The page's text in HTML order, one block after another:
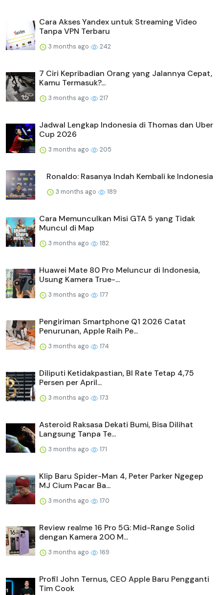
Cara Akses Yandex untuk Streaming Video
Tanpa VPN Terbaru
3 months ago 242
7 Ciri Kepribadian Orang yang Jalannya Cepat,
Kamu Termasuk?...
3 months ago 217
Jadwal Lengkap Indonesia di Thomas dan Uber
Cup 2026
3 months ago 205
Ronaldo: Rasanya Indah Kembali ke Indonesia
3 months ago 189
Cara Memunculkan Misi GTA 5 yang Tidak
Muncul di Map
3 months ago 182
Huawei Mate 80 Pro Meluncur di Indonesia,
Usung Kamera True-...
3 months ago 177
Pengiriman Smartphone Q1 2026 Catat
Penurunan, Apple Raih Pe...
3 months ago 174
Diliputi Ketidakpastian, BI Rate Tetap 4,75
Persen per April...
3 months ago 173
Asteroid Raksasa Dekati Bumi, Bisa Dilihat
Langsung Tanpa Te...
3 months ago 171
Klip Baru Spider-Man 4, Peter Parker Ngegep
MJ Cium Pacar Ba...
3 months ago 170
Review realme 16 Pro 5G: Mid-Range Solid
dengan Kamera 200 M...
3 months ago 169
Profil John Ternus, CEO Apple Baru Pengganti
Tim Cook